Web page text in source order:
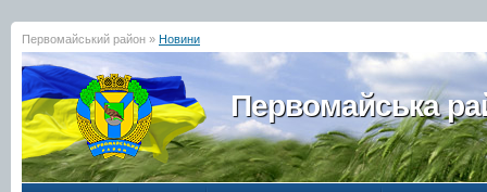
Первомайський район » Новини
Первомайська